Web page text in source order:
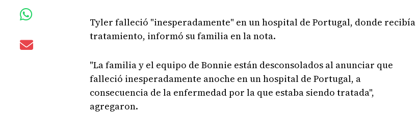
Tyler falleció "inesperadamente" en un hospital de Portugal, donde recibía
tratamiento, informó su familia en la nota.
"La familia y el equipo de Bonnie están desconsolados al anunciar que
falleció inesperadamente anoche en un hospital de Portugal, a
consecuencia de la enfermedad por la que estaba siendo tratada",
agregaron.